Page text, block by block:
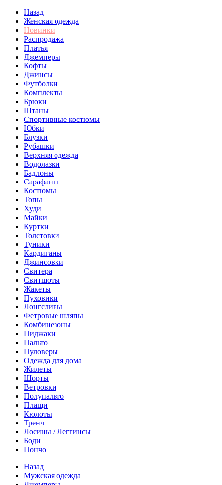
Назад
Женская одежда
Новинки
Распродажа
Платья
Джемперы
Кофты
Джинсы
Футболки
Комплекты
Брюки
Штаны
Спортивные костюмы
Юбки
Блузки
Рубашки
Верхняя одежда
Водолазки
Бадлоны
Сарафаны
Костюмы
Топы
Худи
Майки
Куртки
Толстовки
Туники
Кардиганы
Джинсовки
Свитера
Свитшоты
Жакеты
Пуховики
Лонгсливы
Фетровые шляпы
Комбинезоны
Пиджаки
Пальто
Пуловеры
Одежда для дома
Жилеты
Шорты
Ветровки
Полупальто
Плащи
Кюлоты
Тренч
Лосины / Леггинсы
Боди
Пончо
Назад
Мужская одежда